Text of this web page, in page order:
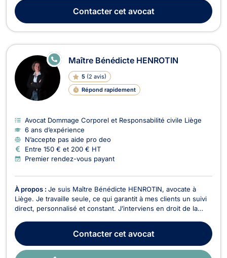
de la responsabilité civile et du dommage corporel, Maître
LAPP vous accompagne en cas d'ac...
Contactercet avocat
Maître Bénédicte HENROTIN
5 (2 avis)
Répond rapidement
E
N
E
Avocat Dommage Corporel et Responsabilité civile Liège
6 ans d’expérience
N’accepte pas aide pro deo
Entre 150 € et 200 € HT
Premier rendez-vous payant
À propos : Je suis Maître Bénédicte HENROTIN, avocate à
Liège. Je travaille seule, ce qui garantit à mes clients un suivi
direct, personnalisé et constant. J’interviens en droit de la
assurances et droit du travail.En droit de la santé, je défends
les victimes d’erreurs médicale...
Contactercet avocat